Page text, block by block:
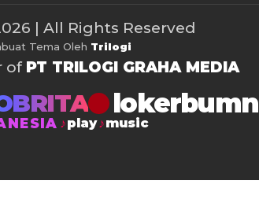
| All Rights Reserved
Tema Oleh Trilogi
of PT TRILOGI GRAHA MEDIA
lokerbumn
play music